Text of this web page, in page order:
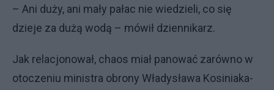
– Ani duży, ani mały pałac nie wiedzieli, co się
dzieje za dużą wodą – mówił dziennikarz.
Jak relacjonował, chaos miał panować zarówno w
otoczeniu ministra obrony Władysława Kosiniaka-